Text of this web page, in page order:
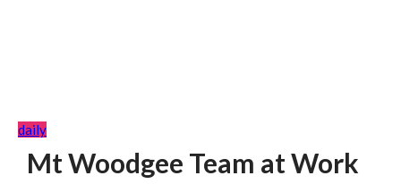
daily
Mt Woodgee Team at Work